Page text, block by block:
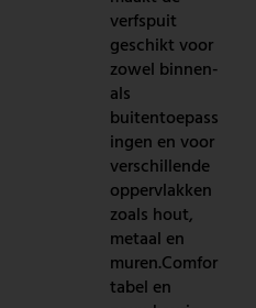
verfspuit
geschikt voor
zowel binnen-
als
buitentoepass
ingen en voor
verschillende
oppervlakken
zoals hout,
metaal en
muren.Comfor
tabel en